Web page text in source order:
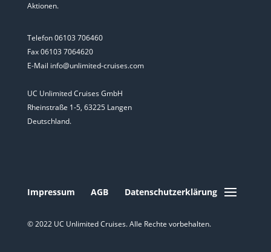
Aktionen.
Telefon 06103 706460
Fax 06103 7064620
E-Mail info@unlimited-cruises.com
UC Unlimited Cruises GmbH
Rheinstraße 1-5, 63225 Langen
Deutschland.
Impressum AGB Datenschutzerklärung
© 2022 UC Unlimited Cruises. Alle Rechte vorbehalten.